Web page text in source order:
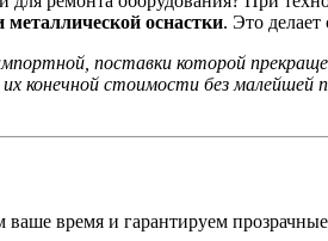
оснастки. Это
поставки которой
конечной стоимости без
время и гарантируем